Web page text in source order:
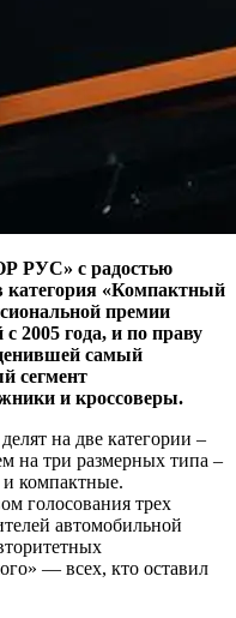
РУС» c радостью
категория «Компактный
премии
2005 года, и по праву
самый
сегмент
и кроссоверы.
на две категории –
на три размерных типа –
компактные.
голосования трех
автомобильной
— всех, кто оставил